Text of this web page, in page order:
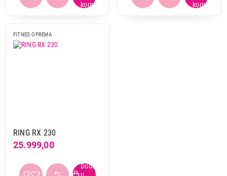
FITNES OPREMA
RING RX 230
25.999,00